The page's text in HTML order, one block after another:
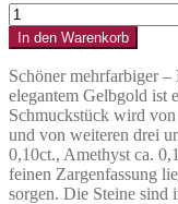
Brillantring
aus
585er
Gold
mit
unterschiedlichen
Steinen.
Menge
In den Warenkorb
Schöner mehrfarbiger
elegantem Gelbgold ist
Schmuckstück wird
und von weiteren drei
0,10ct., Amethyst ca.
feinen Zargenfassung
sorgen. Die Steine sind